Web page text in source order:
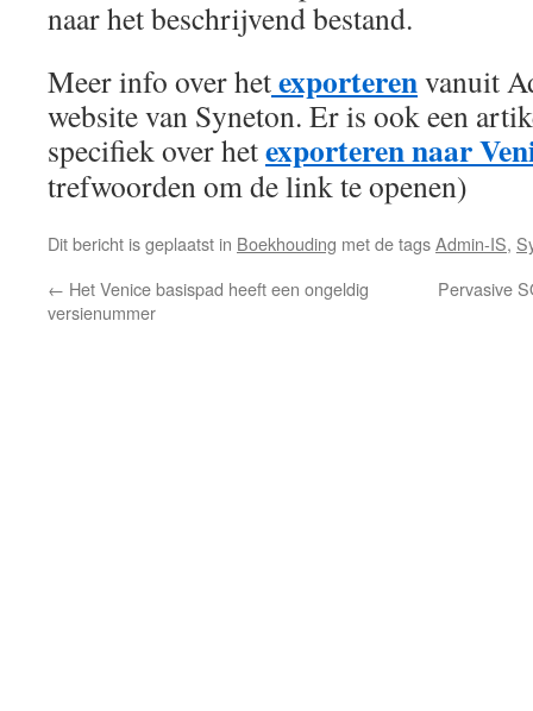
naar het beschrijvend bestand.
Meer info over hetexporterenvanuit
website van Syneton. Er is ook een
specifiek over hetexporteren naar
trefwoorden om de link te openen)
Dit bericht is geplaatst in Boekhouding met de tagsAdmin-IS,
← Het Venice basispad heeft een ongeldig
versienummer
Pervasive